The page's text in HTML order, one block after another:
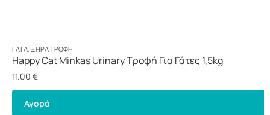
ΓΆΤΑ, ΞΗΡΆ ΤΡΟΦΉ
Happy Cat Minkas Urinary Τροφή Για Γάτες 1,5kg
11.00 €
Αγορά